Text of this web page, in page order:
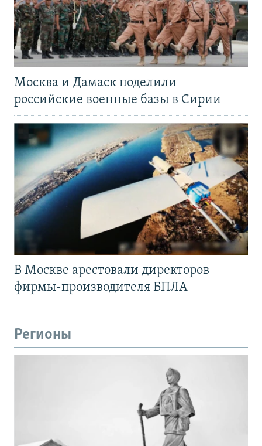
Москва и Дамаск поделили
российские военные базы в Сирии
В Москве арестовали директоров
фирмы-производителя БПЛА
Регионы